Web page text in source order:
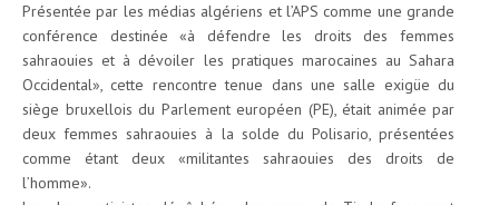
Présentée par les médias algériens et l’APS comme une grande
conférence destinée «à défendre les droits des femmes
sahraouies et à dévoiler les pratiques marocaines au Sahara
Occidental», cette rencontre tenue dans une salle exigüe du
siège bruxellois du Parlement européen (PE), était animée par
deux femmes sahraouies à la solde du Polisario, présentées
comme étant deux «militantes sahraouies des droits de
l’homme».